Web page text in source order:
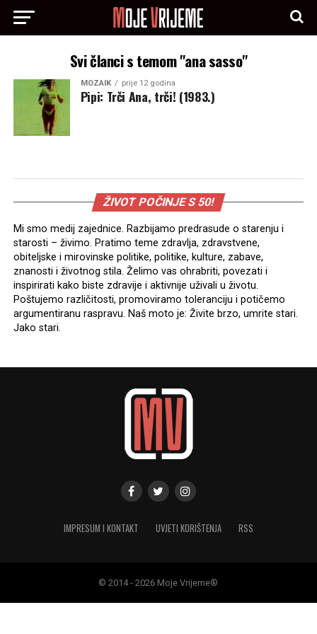
Svi članci s temom "ana sasso"
MOZAIK prije 12 godina
Pipi: Trči Ana, trči! (1983.)
ŽIVOT POČINJE S 50!
Mi smo medij zajednice. Razbijamo predrasude o starenju i
starosti – živimo. Pratimo teme zdravlja, zdravstvene,
obiteljske i mirovinske politike, politike, kulture, zabave,
znanosti i životnog stila. Želimo vas ohrabriti, povezati i
inspirirati kako biste zdravije i aktivnije uživali u životu.
Poštujemo različitosti, promoviramo toleranciju i potičemo
argumentiranu raspravu. Naš moto je: Živite brzo, umrite stari.
Jako stari.
IMPRESUM I KONTAKT UVJETI KORIŠTENJA RSS
© 2014 - 2026 Moje Vrijeme®